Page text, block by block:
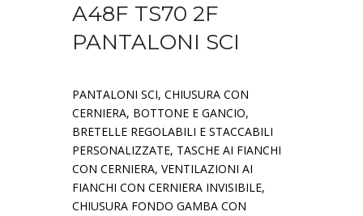
A48F TS70 2F
PANTALONI SCI
PANTALONI SCI, CHIUSURA CON
CERNIERA, BOTTONE E GANCIO,
BRETELLE REGOLABILI E STACCABILI
PERSONALIZZATE, TASCHE AI FIANCHI
CON CERNIERA, VENTILAZIONI AI
FIANCHI CON CERNIERA INVISIBILE,
CHIUSURA FONDO GAMBA CON